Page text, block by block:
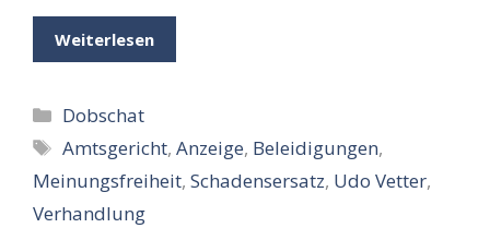
Weiterlesen
Kategorien
Dobschat
Schlagwörter
Amtsgericht,Anzeige, Beleidigungen,
Meinungsfreiheit, Schadensersatz, Udo Vetter,
Verhandlung